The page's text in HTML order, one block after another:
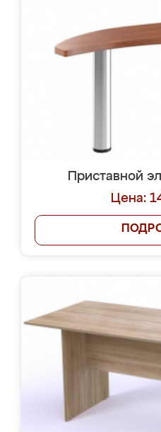
Приставной
Цена: